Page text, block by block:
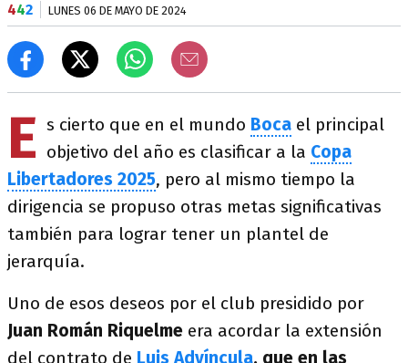
442 LUNES 06 DE MAYO DE 2024
E s cierto que en el mundo Boca el principal
objetivo del año es clasificar a la Copa
Libertadores 2025, pero al mismo tiempo la
dirigencia se propuso otras metas significativas
también para lograr tener un plantel de
jerarquía.
Uno de esos deseos por el club presidido por
Juan Román Riquelme era acordar la extensión
del contrato de Luis Advíncula, que en las